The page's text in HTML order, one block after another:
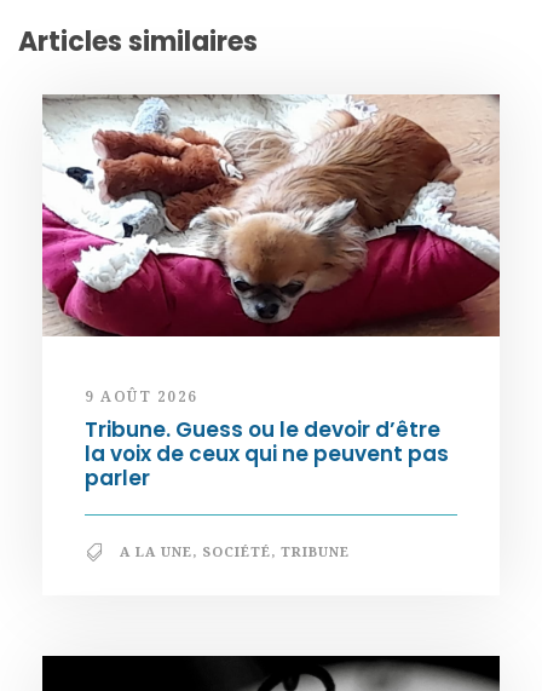
Articles similaires
9 AOÛT 2026
Tribune. Guess ou le devoir d’être
la voix de ceux qui ne peuvent pas
parler
A LA UNE, SOCIÉTÉ, TRIBUNE